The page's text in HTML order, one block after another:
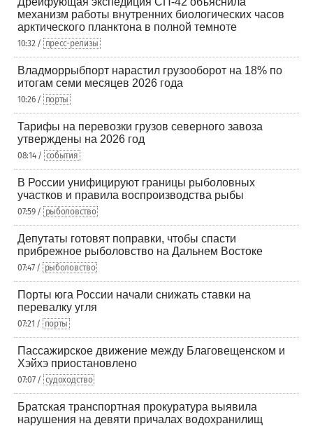
механизм работы внутренних биологических часов
арктического планктона в полной темноте
10:32 / пресс-релизы
Владморрыбпорт нарастил грузооборот на 18% по
итогам семи месяцев 2026 года
10:26 / порты
Тарифы на перевозки грузов северного завоза
утверждены на 2026 год
08:14 / события
В России унифицируют границы рыболовных
участков и правила воспроизводства рыбы
07:59 / рыболовство
Депутаты готовят поправки, чтобы спасти
прибрежное рыболовство на Дальнем Востоке
07:47 / рыболовство
Порты юга России начали снижать ставки на
перевалку угля
07:21 / порты
Пассажирское движение между Благовещенском и
Хэйхэ приостановлено
07:07 / судоходство
Братская транспортная прокуратура выявила
нарушения на девяти причалах водохранилищ